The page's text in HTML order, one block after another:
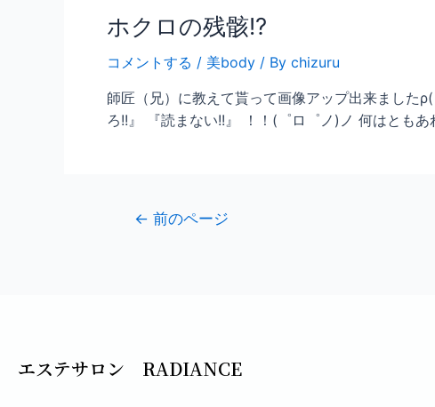
ホクロの残骸!?
コメントする / 美body / By chizuru
師匠（兄）に教えて貰って画像アップ出来まし
ろ!!』 『読まない!!』 ！！(゜ロ゜ノ)ノ 何はとも
← 前のページ
エステサロン RADIANCE